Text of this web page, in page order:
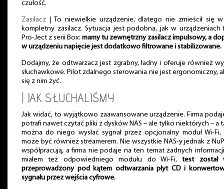
czułość.
Zasilacz | To niewielkie urządzenie, dlatego nie zmieścił się
kompletny zasilacz. Sytuacja jest podobna, jak w urządzeniach
Pro-Ject z serii Box: mamy tu zewnętrzny zasilacz impulsowy, a
w urządzeniu napięcie jest dodatkowo filtrowane i stabilizowane.
Dodajmy, że odtwarzacz jest zgrabny, ładny i oferuje również
słuchawkowe. Pilot zdalnego sterowania nie jest ergonomiczny,
się z nim żyć.
| JAK SŁUCHALIŚMY
Jak widać, to wyjątkowo zaawansowane urządzenie. Firma
potrafi nawet czytać pliki z dysków NAS – ale tylko niektórych – a
można do niego wysłać sygnał przez opcjonalny moduł Wi-Fi,
może być również streamerem. Nie wszystkie NAS-y jednak z
współpracują, a firma nie podaje na ten temat żadnych
miałem też odpowiedniego modułu do Wi-Fi,test został
przeprowadzony pod kątem odtwarzania płyt CD i
sygnału przez wejścia cyfrowe.